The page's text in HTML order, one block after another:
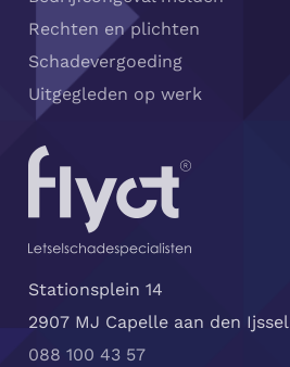
Rechten en plichten
Schadevergoeding
Uitgegleden op werk
Stationsplein 14
2907 MJ Capelle aan den Ijssel
088 100 43 57